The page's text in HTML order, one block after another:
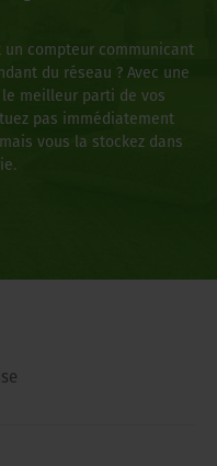
compteur communicant
du réseau ? Avec une
meilleur parti de vos
pas immédiatement
vous la stockez dans